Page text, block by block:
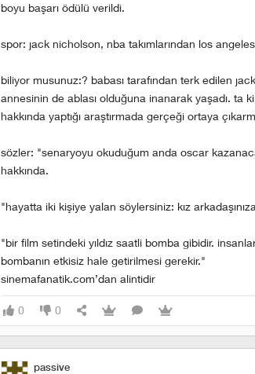
boyu başarı ödülü verildi.
spor: jack nicholson, nba takımlarından los
biliyor musunuz:? babası tarafından terk edilen
annesinin de ablası olduğuna inanarak yaşadı. ta
hakkında yaptığı araştırmada gerçeği ortaya
sözler: "senaryoyu okuduğum anda oscar
hakkında.
"hayatta iki kişiye yalan söylersiniz: kız
"bir film setindeki yıldız saatli bomba gibidir.
bombanın etkisiz hale getirilmesi gerekir."
sinemafanatik.com’dan alintidir
0 0
passive